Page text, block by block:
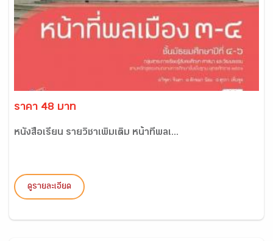
ราคา 48 บาท
หนังสือเรียน รายวิชาเพิ่มเติม หน้าที่พลเ...
ดูรายละเอียด